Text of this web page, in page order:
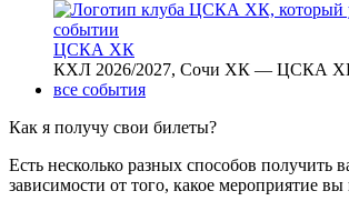
ЦСКА ХК
КХЛ 2026/2027, Сочи ХК — ЦСКА
все события
Как я получу свои билеты?
Есть несколько разных способов получить
зависимости от того, какое мероприятие вы